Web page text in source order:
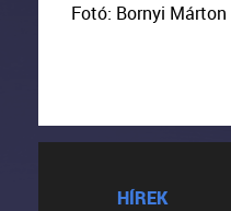
Fotó: Bornyi Márton
HÍREK